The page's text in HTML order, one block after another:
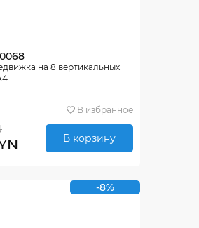
на 8 вертикальных
В избранное
В корзину
-8%